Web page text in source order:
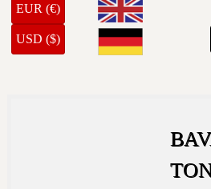
EUR (€)
USD ($)